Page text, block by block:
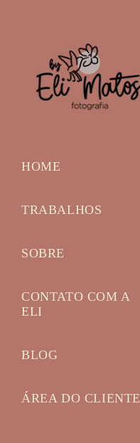
HOME
TRABALHOS
SOBRE
CONTATO COM A
ELI
BLOG
ÁREA DO CLIENTE